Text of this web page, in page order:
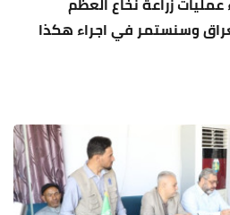
وسنستمر في اجراء هكذا